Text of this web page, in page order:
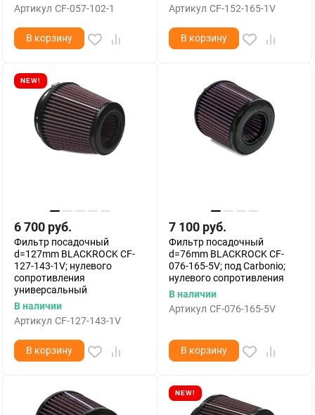
Артикул CF-057-102-1
В корзину
Артикул CF-152-165-1V
В корзину
NEW!
6 700 руб.
Фильтр посадочный
d=127mm BLACKROCK CF-
127-143-1V; нулевого
сопротивления
универсальный
В наличии
Артикул CF-127-143-1V
В корзину
7 100 руб.
Фильтр посадочный
d=76mm BLACKROCK CF-
076-165-5V; под Carbonio;
нулевого сопротивления
В наличии
Артикул CF-076-165-5V
В корзину
NEW!